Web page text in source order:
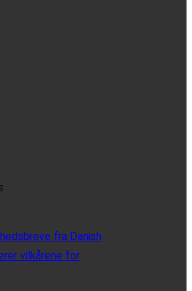
fra Danish
vilkårene for